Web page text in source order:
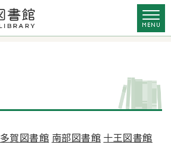
多賀図書館 南部図書館 十王図書館